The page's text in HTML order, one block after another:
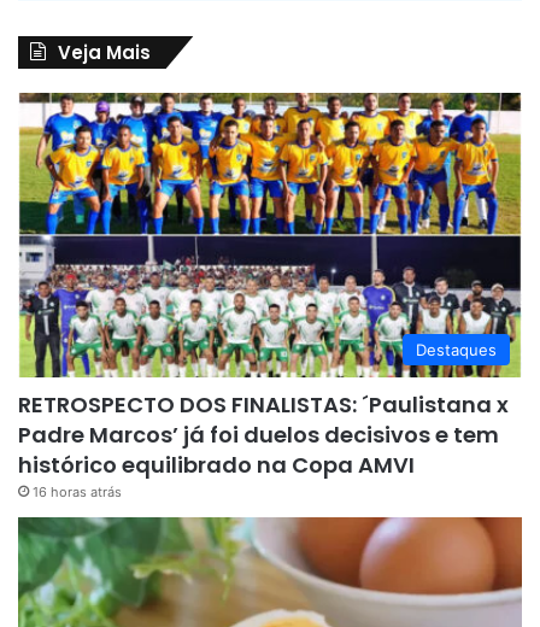
Veja Mais
Destaques
RETROSPECTO DOS FINALISTAS: ´Paulistana x
Padre Marcos’ já foi duelos decisivos e tem
histórico equilibrado na Copa AMVI
16 horas atrás